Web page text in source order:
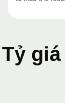
Tỷ giá